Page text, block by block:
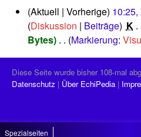
u
l
i
2
2
Aktuell Vorherige
Diskussion
Beiträge K
Bytes ‎
i
B
Markierung:
Diese Seite wurde bisher 108-mal
Datenschutz
Über EchiPedia
Spezialseiten